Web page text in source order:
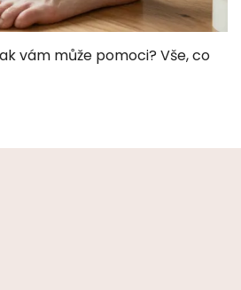
vám může pomoci? Vše, co